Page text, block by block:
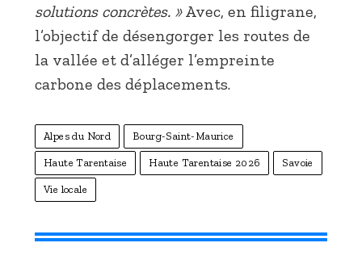
solutions concrètes. »Avec, en filigrane,
l’objectif de désengorger les routes de
la vallée et d’alléger l’empreinte
carbone des déplacements.
Alpes du Nord Bourg-Saint-Maurice
Haute Tarentaise Haute Tarentaise 2026 Savoie
Vie locale